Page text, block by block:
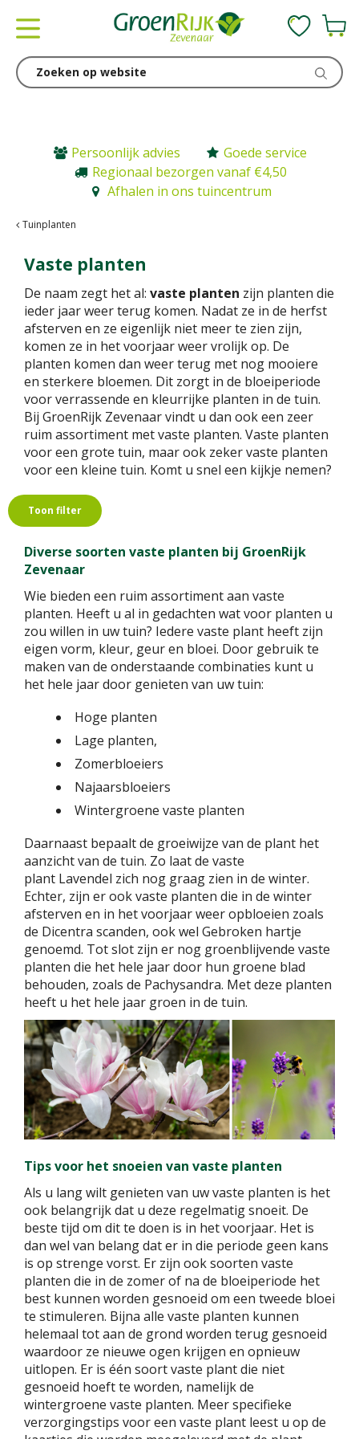
Persoonlijk advies
Goede service
Regionaal bezorgen vanaf €4,50
Afhalen in ons tuincentrum
Tuinplanten
Vaste planten
De naam zegt het al: vaste planten zijn planten die
ieder jaar weer terug komen. Nadat ze in de herfst
afsterven en ze eigenlijk niet meer te zien zijn,
komen ze in het voorjaar weer vrolijk op. De
planten komen dan weer terug met nog mooiere
en sterkere bloemen. Dit zorgt in de bloeiperiode
voor verrassende en kleurrijke planten in de tuin.
Bij GroenRijk Zevenaar vindt u dan ook een zeer
ruim assortiment met vaste planten. Vaste planten
voor een grote tuin, maar ook zeker vaste planten
voor een kleine tuin. Komt u snel een kijkje nemen?
Toon filter
Diverse soorten vaste planten bij GroenRijk
Zevenaar
Wie bieden een ruim assortiment aan vaste
planten. Heeft u al in gedachten wat voor planten u
zou willen in uw tuin? Iedere vaste plant heeft zijn
eigen vorm, kleur, geur en bloei. Door gebruik te
maken van de onderstaande combinaties kunt u
het hele jaar door genieten van uw tuin:
Hoge planten
Lage planten,
Zomerbloeiers
Najaarsbloeiers
Wintergroene vaste planten
Daarnaast bepaalt de groeiwijze van de plant het
aanzicht van de tuin. Zo laat de vaste
plant Lavendel zich nog graag zien in de winter.
Echter, zijn er ook vaste planten die in de winter
afsterven en in het voorjaar weer opbloeien zoals
de Dicentra scanden, ook wel Gebroken hartje
genoemd. Tot slot zijn er nog groenblijvende vaste
planten die het hele jaar door hun groene blad
behouden, zoals de Pachysandra. Met deze planten
heeft u het hele jaar groen in de tuin.
Tips voor het snoeien van vaste planten
Als u lang wilt genieten van uw vaste planten is het
ook belangrijk dat u deze regelmatig snoeit. De
beste tijd om dit te doen is in het voorjaar. Het is
dan wel van belang dat er in die periode geen kans
is op strenge vorst. Er zijn ook soorten vaste
planten die in de zomer of na de bloeiperiode het
best kunnen worden gesnoeid om een tweede bloei
te stimuleren. Bijna alle vaste planten kunnen
helemaal tot aan de grond worden terug gesnoeid
waardoor ze nieuwe ogen krijgen en opnieuw
uitlopen. Er is één soort vaste plant die niet
gesnoeid hoeft te worden, namelijk de
wintergroene vaste planten. Meer specifieke
verzorgingstips voor een vaste plant leest u op de